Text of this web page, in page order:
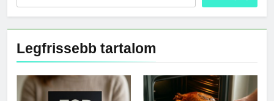
Legfrissebb tartalom